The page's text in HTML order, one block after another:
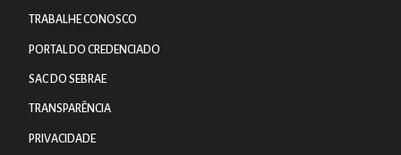
TRABALHE CONOSCO
PORTAL DO CREDENCIADO
SAC DO SEBRAE
TRANSPARÊNCIA
PRIVACIDADE